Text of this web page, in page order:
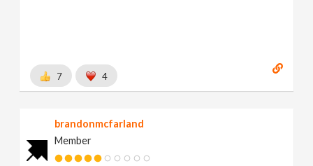
7 4
brandonmcfarland
Member